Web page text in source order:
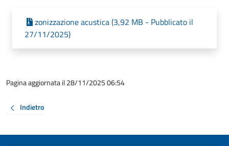
zonizzazione acustica (3,92 MB - Pubblicato il
27/11/2025)
Pagina aggiornata il 28/11/2025 06:54
Indietro